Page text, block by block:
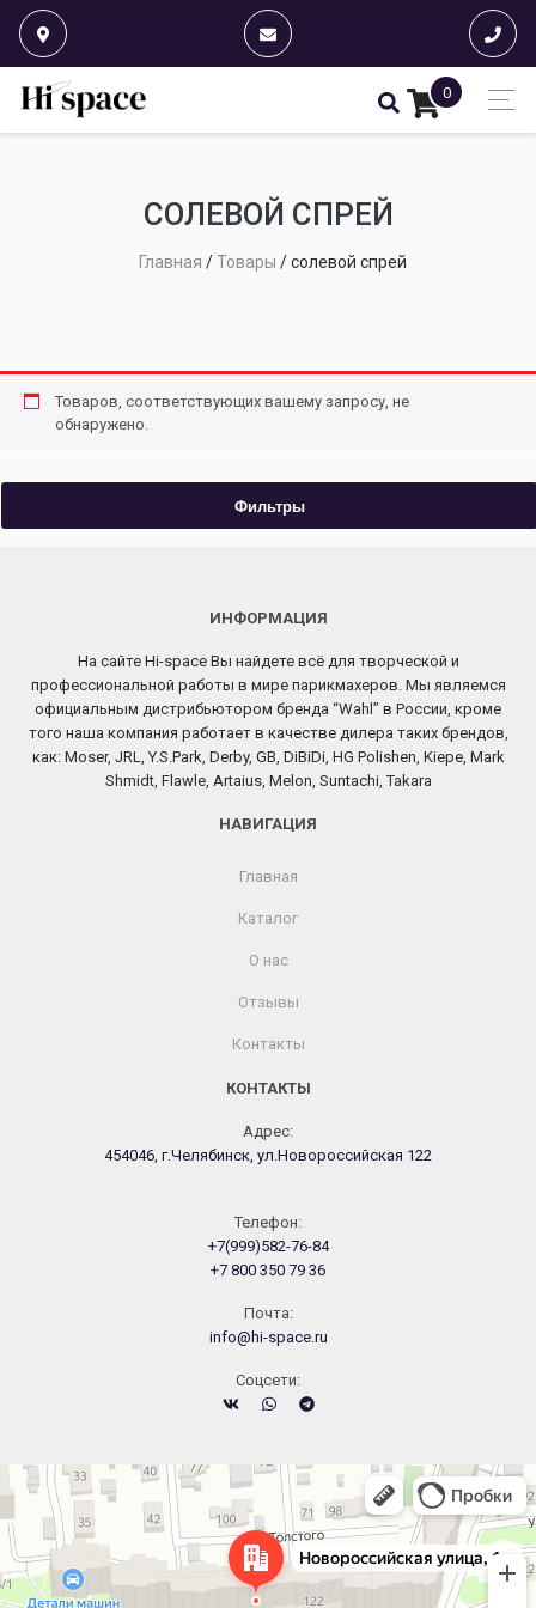
0
СОЛЕВОЙ СПРЕЙ
Главная /Товары /солевой спрей
Товаров, соответствующих вашему запросу, не
обнаружено.
Фильтры
ИНФОРМАЦИЯ
На сайте Hi-space Вы найдете всё для творческой и
профессиональной работы в мире парикмахеров. Мы являемся
официальным дистрибьютором бренда “Wahl” в России, кроме
того наша компания работает в качестве дилера таких брендов,
как: Moser, JRL, Y.S.Park, Derby, GB, DiBiDi, HG Polishen, Kiepe, Mark
Shmidt, Flawle, Artaius, Melon, Suntachi, Takara
НАВИГАЦИЯ
Главная
Каталог
О нас
Отзывы
Контакты
КОНТАКТЫ
Адрес:
454046, г.Челябинск, ул.Новороссийская 122
Телефон:
+7(999)582-76-84
+7 800 350 79 36
Почта:
info@hi-space.ru
Cоцсети:
Челябинск
Новороссийская улица, 122 — Яндекс.Карты